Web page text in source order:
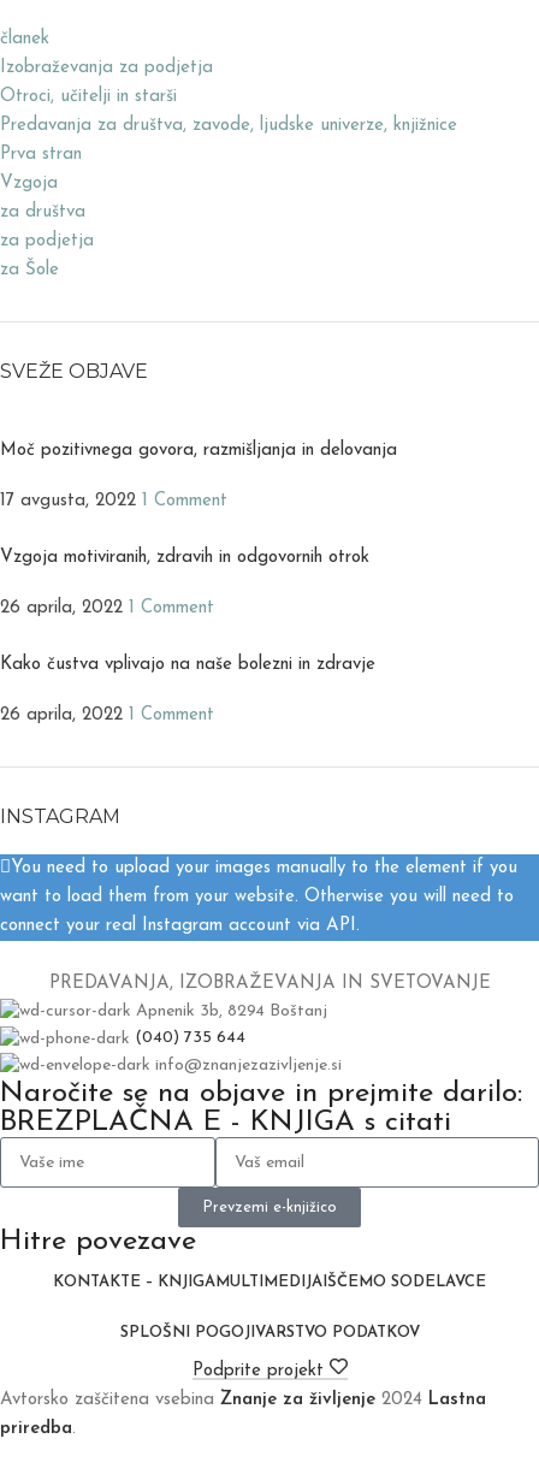
članek
Izobraževanja za podjetja
Otroci, učitelji in starši
Predavanja za društva, zavode, ljudske univerze, knjižnice
Prva stran
Vzgoja
za društva
za podjetja
za Šole
SVEŽE OBJAVE
Moč pozitivnega govora, razmišljanja in delovanja
17 avgusta, 2022 1 Comment
Vzgoja motiviranih, zdravih in odgovornih otrok
26 aprila, 2022 1 Comment
Kako čustva vplivajo na naše bolezni in zdravje
26 aprila, 2022 1 Comment
INSTAGRAM
You need to upload your images manually to the element if you
want to load them from your website. Otherwise you will need to
connect your real Instagram account via API.
PREDAVANJA, IZOBRAŽEVANJA IN SVETOVANJE
Apnenik 3b, 8294 Boštanj
(040) 735 644
info@znanjezazivljenje.si
Naročite se na objave in prejmite darilo:
BREZPLAČNA E - KNJIGA s citati
Prevzemi e-knjižico
Hitre povezave
KONTAKT E – KNJIGAMULTIMEDIJA IŠČEMO SODELAVCE
SPLOŠNI POGOJI VARSTVO PODATKOV
Podprite projekt
Avtorsko zaščitena vsebina Znanje za življenje 2024 Lastna
priredba.